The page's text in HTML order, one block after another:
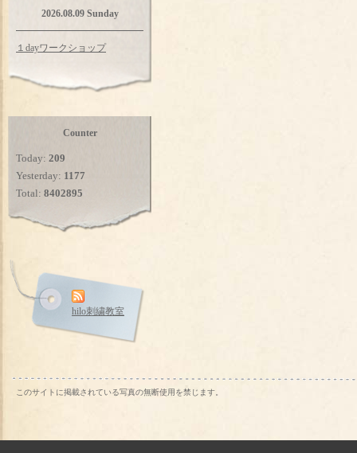
2026.08.09 Sunday
１dayワークショップ
Counter
Today: 209
Yesterday: 1177
Total: 8402895
hilo刺繍教室
このサイトに掲載されている写真の無断使用を禁じます。